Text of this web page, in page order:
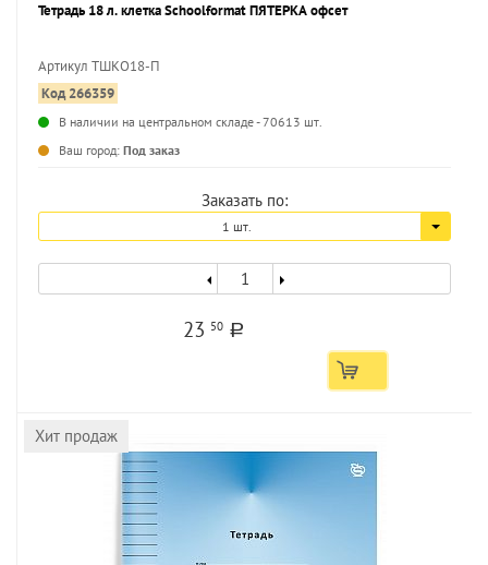
Тетрадь 18 л. клетка Schoolformat ПЯТЕРКА офсет
Артикул ТШКО18-П
Код 266359
В наличии на центральном складе - 70613 шт.
Ваш город: Под заказ
Заказать по:
1 шт.
23 50 a
Хит продаж